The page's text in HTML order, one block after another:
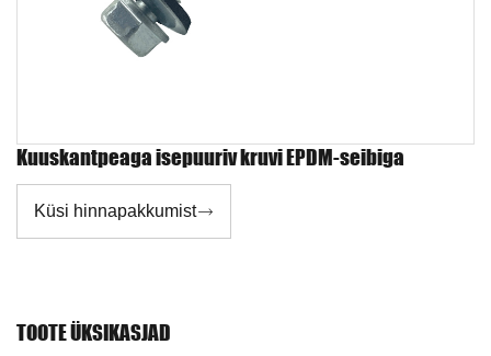
Kuuskantpeaga isepuuriv kruvi EPDM-seibiga
Küsi hinnapakkumist
TOOTE ÜKSIKASJAD